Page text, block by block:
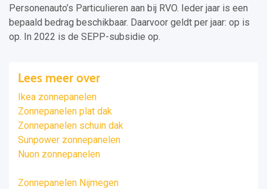
Personenauto’s Particulieren aan bij RVO. Ieder jaar is een
bepaald bedrag beschikbaar. Daarvoor geldt per jaar: op is
op. In 2022 is de SEPP-subsidie op.
Lees meer over
Ikea zonnepanelen
Zonnepanelen plat dak
Zonnepanelen schuin dak
Sunpower zonnepanelen
Nuon zonnepanelen
Zonnepanelen Nijmegen